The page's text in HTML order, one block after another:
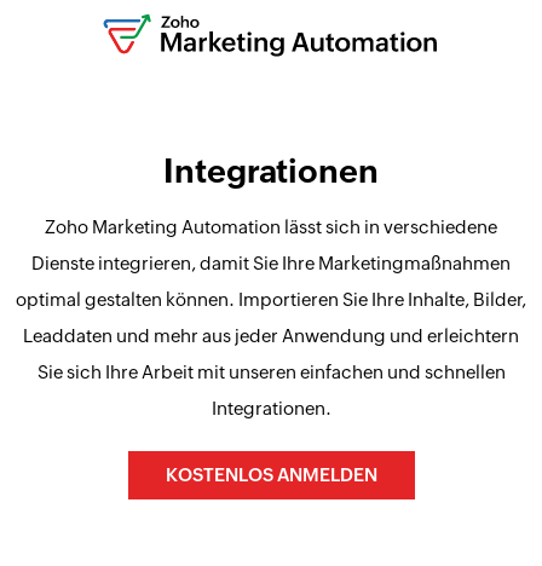
Integrationen
Zoho Marketing Automation lässt sich in verschiedene
Dienste integrieren, damit Sie Ihre Marketingmaßnahmen
optimal gestalten können. Importieren Sie Ihre Inhalte, Bilder,
Leaddaten und mehr aus jeder Anwendung und erleichtern
Sie sich Ihre Arbeit mit unseren einfachen und schnellen
Integrationen.
KOSTENLOS ANMELDEN